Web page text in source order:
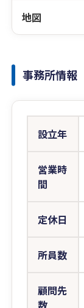
地図
事務所情報
設立年
営業時
間
定休日
所員数
顧問先
数